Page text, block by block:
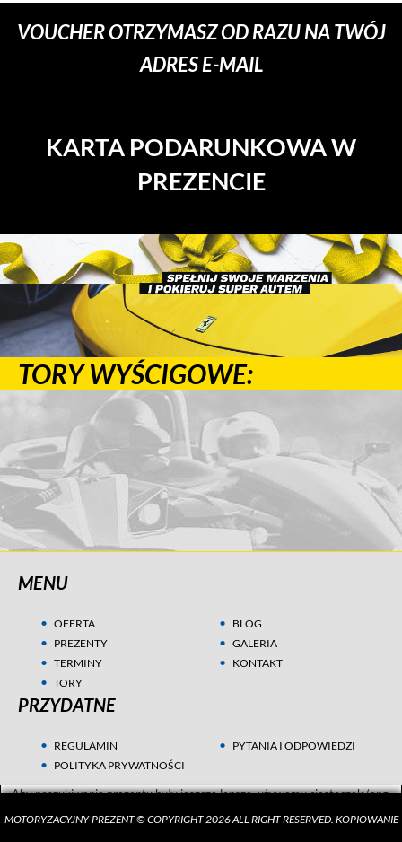
VOUCHER OTRZYMASZ OD RAZU NA TWÓJ
ADRES E-MAIL
KARTA PODARUNKOWA W
PREZENCIE
TORY WYŚCIGOWE:
MENU
OFERTA
PREZENTY
TERMINY
TORY
BLOG
GALERIA
KONTAKT
PRZYDATNE
REGULAMIN
POLITYKA PRYWATNOŚCI
PYTANIA I ODPOWIEDZI
Aby poszukiwania prezentu były jeszcze lepsze, używamy ciasteczek (ang.
MOTORYZACYJNY-PREZENT © COPYRIGHT 2026 ALL RIGHT RESERVED. KOPIOWANIE